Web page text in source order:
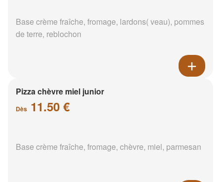
Base crème fraîche, fromage, lardons( veau), pommes
de terre, reblochon
Pizza chèvre miel junior
Dès 11.50 €
Base crème fraîche, fromage, chèvre, miel, parmesan